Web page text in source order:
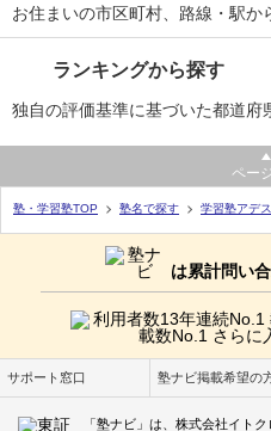
お住まいの市区町村、路線・駅か
ランキングから探す
独自の評価基準に基づいた都道府
ペー
塾・学習塾TOP 塾名で探す 学習塾アデ
は累計問い
サポート窓口 塾ナビ掲載希望の
「塾ナビ」は、株式会社イト